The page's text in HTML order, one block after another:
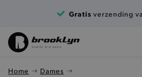
Gratis verzending
Home Dames